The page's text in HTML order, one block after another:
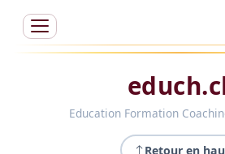
Education Formation
Retour en